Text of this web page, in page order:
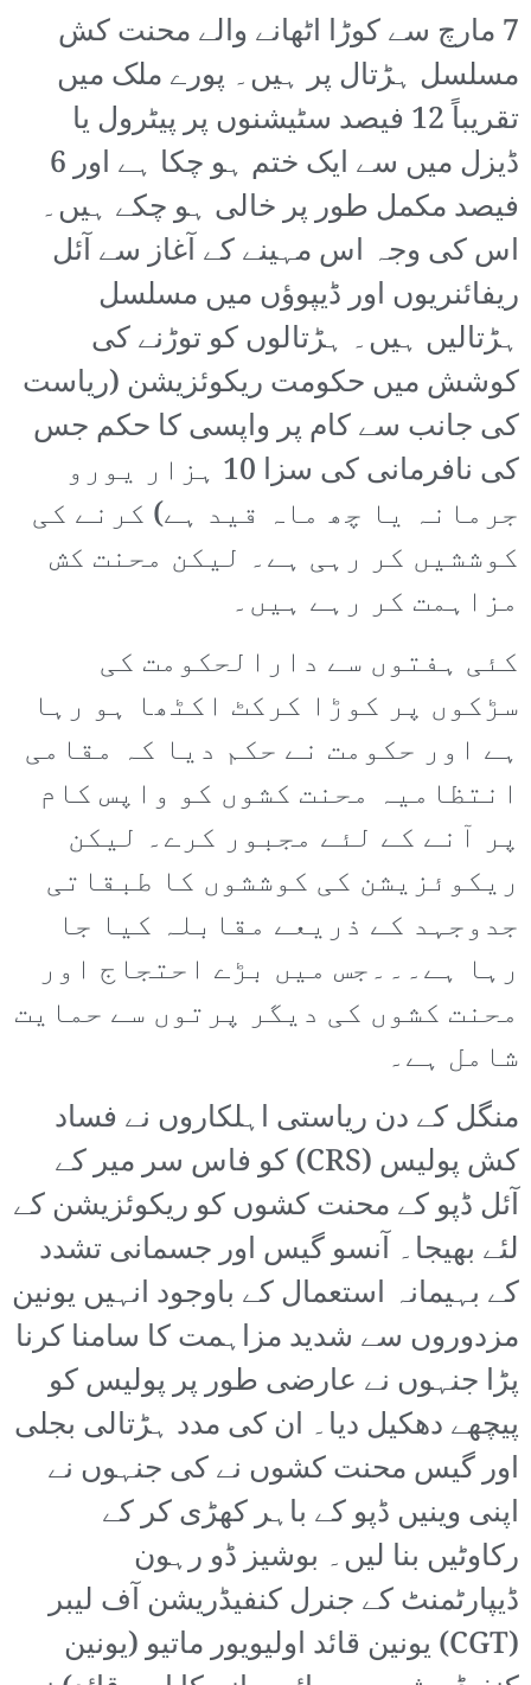
7 مارچ سے کوڑا اٹھانے والے محنت کش
مسلسل ہڑتال پر ہیں۔ پورے ملک میں
تقریباً 12 فیصد سٹیشنوں پر پیٹرول یا
ڈیزل میں سے ایک ختم ہو چکا ہے اور 6
فیصد مکمل طور پر خالی ہو چکے ہیں۔
اس کی وجہ اس مہینے کے آغاز سے آئل
ریفائنریوں اور ڈیپوؤں میں مسلسل
ہڑتالیں ہیں۔ ہڑتالوں کو توڑنے کی
کوشش میں حکومت ریکوئزیشن (ریاست
کی جانب سے کام پر واپسی کا حکم جس
کی نافرمانی کی سزا 10 ہزار یورو
جرمانہ یا چھ ماہ قید ہے) کرنے کی
کوششیں کر رہی ہے۔ لیکن محنت کش
مزاہمت کر رہے ہیں۔
کئی ہفتوں سے دارالحکومت کی
سڑکوں پر کوڑا کرکٹ اکٹھا ہو رہا
ہے اور حکومت نے حکم دیا کہ مقامی
انتظامیہ محنت کشوں کو واپس کام
پر آنے کے لئے مجبور کرے۔ لیکن
ریکوئزیشن کی کوششوں کا طبقاتی
جدوجہد کے ذریعے مقابلہ کیا جا
رہا ہے۔۔۔جس میں بڑے احتجاج اور
محنت کشوں کی دیگر پرتوں سے حمایت
شامل ہے۔
منگل کے دن ریاستی اہلکاروں نے فساد
کش پولیس (CRS) کو فاس سر میر کے
آئل ڈپو کے محنت کشوں کو ریکوئزیشن کے
لئے بھیجا۔ آنسو گیس اور جسمانی تشدد
کے بہیمانہ استعمال کے باوجود انہیں یونین
مزدوروں سے شدید مزاہمت کا سامنا کرنا
پڑا جنہوں نے عارضی طور پر پولیس کو
پیچھے دھکیل دیا۔ ان کی مدد ہڑتالی بجلی
اور گیس محنت کشوں نے کی جنہوں نے
اپنی وینیں ڈپو کے باہر کھڑی کر کے
رکاوٹیں بنا لیں۔ بوشیز ڈو رہون
ڈیپارٹمنٹ کے جنرل کنفیڈریشن آف لیبر
(CGT) یونین قائد اولیویور ماتیو (یونین